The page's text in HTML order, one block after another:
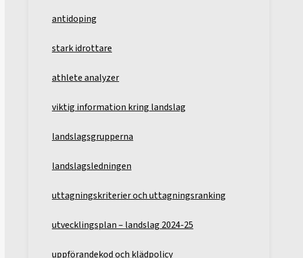
antidoping
stark idrottare
athlete analyzer
viktig information kring landslag
landslagsgrupperna
landslagsledningen
uttagningskriterier och uttagningsranking
utvecklingsplan – landslag 2024-25
uppförandekod och klädpolicy